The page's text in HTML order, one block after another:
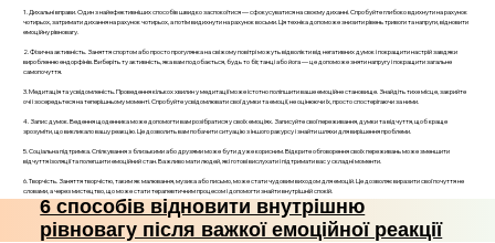
1. Дихальні вправи. Один з найефективніших способів швидко заспокоїтися — сфокусуватися на своєму диханні. Спробуйте глибоко вдихнути на рахунок
чотирьох, затримати дихання на рахунок чотирьох, а потім видихнути на рахунок восьми. Ця техніка допоможе знизити рівень тривоги та напруги, відновити
емоційну рівновагу.
2. Фізична активність. Заняття спортом або просто прогулянка на свіжому повітрі можуть відволікти від негативних думок і покращити настрій завдяки
виробленню ендорфінів. Виберіть ту активність, яка вам подобається, будь то біг, танці або йога — це допоможе зняти напругу і покращити загальне
самопочуття.
3. Медитація та усвідомленість. Проведення кількох хвилин у медитації може істотно поліпшити ваше емоційне становище. Знайдіть тихе місце, закрийте
очі і зосередьтеся на теперішньому моменті. Спробуйте усвідомлювати свої думки та емоції, не оцінюючи їх, просто спостерігаючи за ними.
4. Запис думок. Ведення щоденника може допомогти вам розібратися у своїх емоціях. Записуйте свої переживання, думки та відчуття, щоб краще
зрозуміти, що викликало вашу реакцію. Це дозволить вам побачити ситуацію з іншого ракурсу і знайти шляхи для вирішення проблеми.
5. Соціальна підтримка. Спілкування з близькими або друзями може бути дуже корисним. Відкрите обговорення своїх переживань може зменшити
відчуття ізоляції та полегшити емоційний стан. Важливо мати людей, які готові вислухати і підтримати вас у складні моменти.
6. Творчість. Заняття творчістю, таким як малювання, музика або письмо, може стати чудовим виходом для емоцій. Це дозволяє виразити свої почуття не
словами, а через мистецтво, що може стати терапевтичним процесом і допомогти знайти внутрішній спокій.
6 способів відновити внутрішню
рівновагу після важкої емоційної реакції